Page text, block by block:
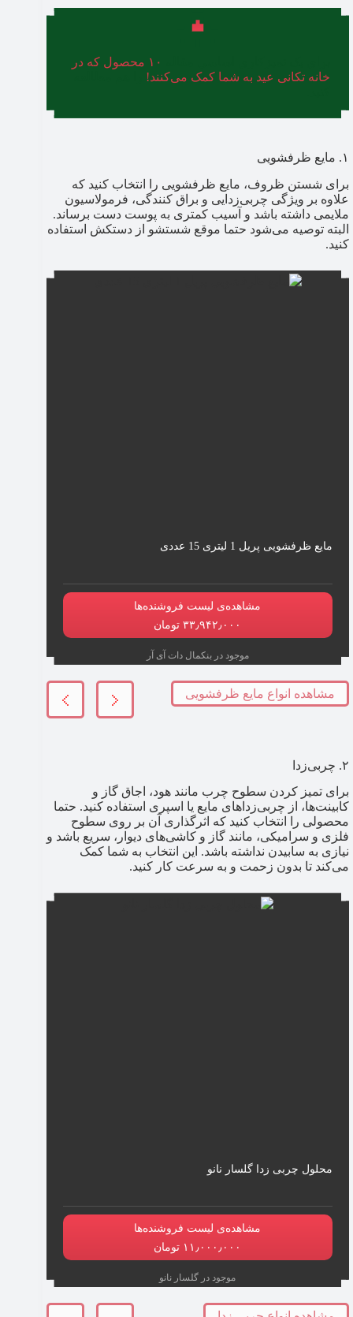
۱۰ محصول که در
خانه تکانی عید به شما کمک می‌کنند!
۱. مایع ظرفشویی
برای شستن ظروف، مایع ظرفشویی را انتخاب کنید که
علاوه بر ویژگی چربی‌زدایی و براق کنندگی، فرمولاسیون
ملایمی داشته باشد و آسیب کمتری به پوست دست برساند.
البته توصیه می‌شود حتما موقع شستشو از دستکش استفاده
کنید.
مایع ظرفشویی پریل 1 لیتری 15 عددی
مشاهده‌ی لیست فروشنده‌ها
۳۳٫۹۴۲٫۰۰۰ تومان
موجود در بنکمال دات آی آر
مشاهده انواع مایع ظرفشویی
۲. چربی‌زدا
برای تمیز کردن سطوح چرب مانند هود، اجاق گاز و
کابینت‌ها، از چربی‌زداهای مایع یا اسپری استفاده کنید. حتما
محصولی را انتخاب کنید که اثرگذاری آن بر روی سطوح
فلزی و سرامیکی، مانند گاز و کاشی‌های دیوار، سریع باشد و
نیازی به سابیدن نداشته باشد. این انتخاب به شما کمک
می‌کند تا بدون زحمت و به سرعت کار کنید.
محلول چربی زدا گلسار نانو
مشاهده‌ی لیست فروشنده‌ها
۱۱٫۰۰۰٫۰۰۰ تومان
موجود در گلسار نانو